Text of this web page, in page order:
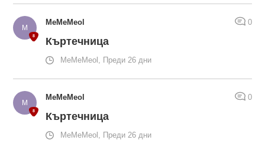
MeMeMeol 0
Къртечница
MeMeMeol, Преди 26 дни
MeMeMeol 0
Къртечница
MeMeMeol, Преди 26 дни